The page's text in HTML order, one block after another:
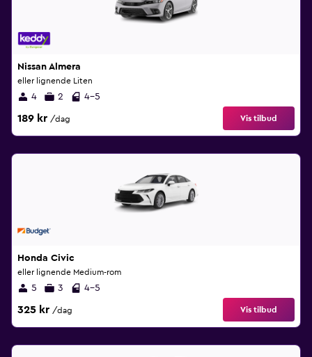
Nissan Almera
eller lignende Liten
4 2 4-5
189 kr /dag Vis tilbud
Honda Civic
eller lignende Medium-rom
5 3 4-5
325 kr /dag Vis tilbud